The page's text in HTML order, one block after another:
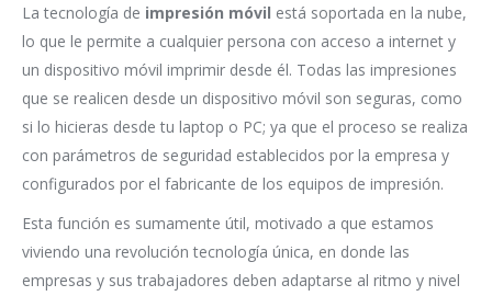
La tecnología de impresión móvil está soportada en la nube,
lo que le permite a cualquier persona con acceso a internet y
un dispositivo móvil imprimir desde él. Todas las impresiones
que se realicen desde un dispositivo móvil son seguras, como
si lo hicieras desde tu laptop o PC; ya que el proceso se realiza
con parámetros de seguridad establecidos por la empresa y
configurados por el fabricante de los equipos de impresión.
Esta función es sumamente útil, motivado a que estamos
viviendo una revolución tecnología única, en donde las
empresas y sus trabajadores deben adaptarse al ritmo y nivel